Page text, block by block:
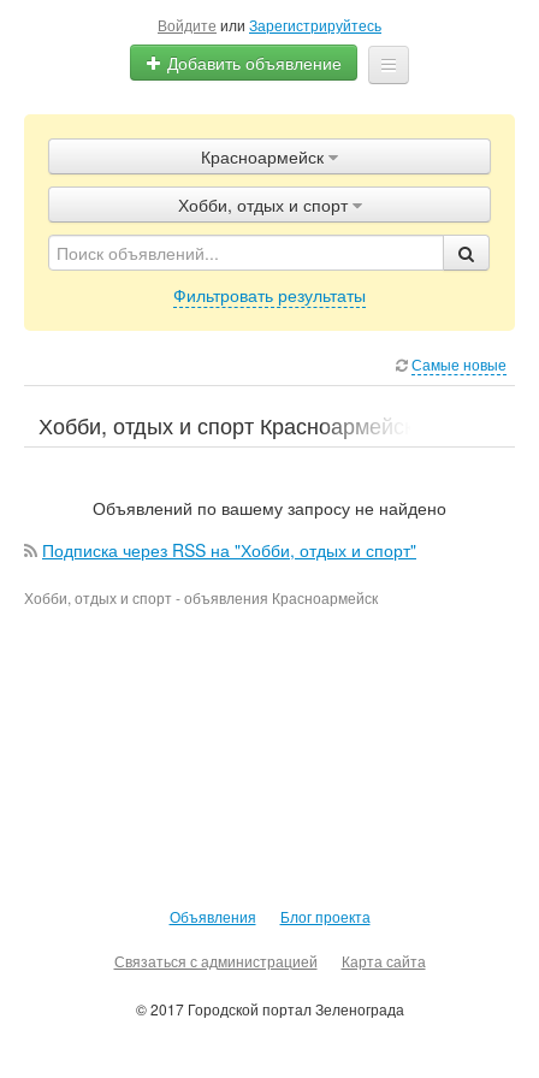
Войдите или Зарегистрируйтесь
Добавить объявление
Объявления
Блог
Красноармейск
Хобби, отдых и спорт
Фильтровать результаты
Самые новые
Хобби, отдых и спорт Красноармейск
Объявлений по вашему запросу не найдено
Подписка через RSS на "Хобби, отдых и спорт"
Хобби, отдых и спорт - объявления Красноармейск
Объявления Блог проекта
Связаться с администрацией Карта сайта
© 2017 Городской портал Зеленограда